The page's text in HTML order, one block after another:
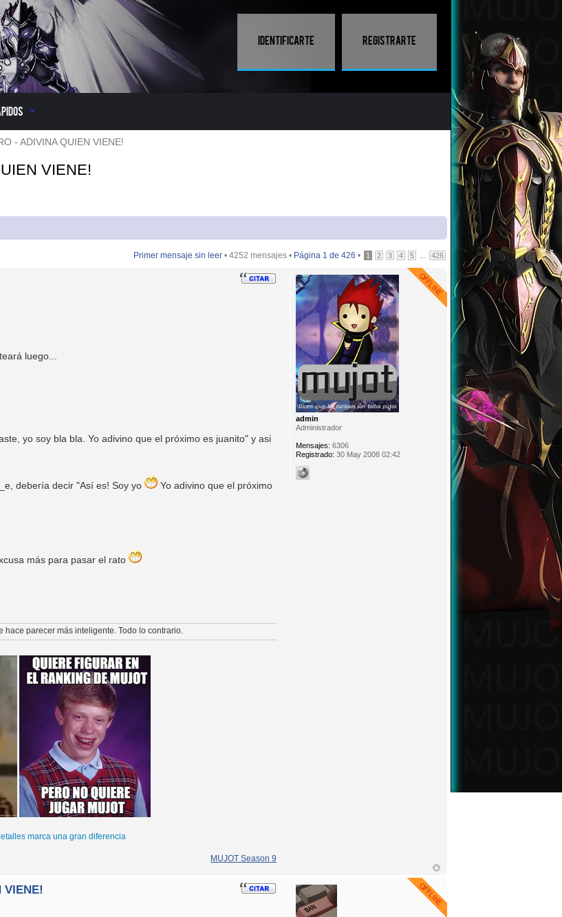
Identificarte Registrarte
- ADIVINA QUIEN VIENE!
VIENE!
Primer mensaje sin leer • 4252 mensajes • Página 1 de 426 • 1 2 3 4 5 ... 426
luego...
yo soy bla bla. Yo adivino que el próximo es juanito" y asi
debería decir "Así es! Soy yo
Yo adivino que el próximo
más para pasar el rato
hace parecer más inteligente. Todo lo contrario.
marca una gran diferencia
MUJOT Season 9
admin
Administrador
Mensajes: 6306
Registrado: 30 May 2008 02:42
VIENE!